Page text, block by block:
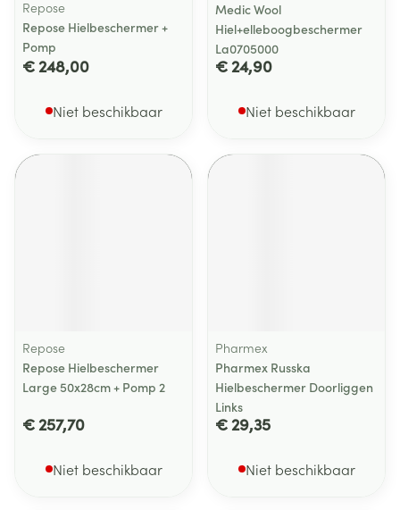
Repose
Repose Hielbeschermer +
Pomp
€ 248,00
Niet beschikbaar
Medic Wool
Hiel+elleboogbeschermer
La0705000
€ 24,90
Niet beschikbaar
Repose
Repose Hielbeschermer
Large 50x28cm + Pomp 2
€ 257,70
Niet beschikbaar
Pharmex
Pharmex Russka
Hielbeschermer Doorliggen
Links
€ 29,35
Niet beschikbaar